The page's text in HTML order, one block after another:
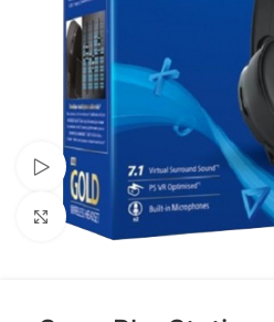
Xem video
Nhấp để phóng to